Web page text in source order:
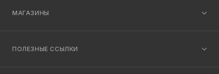
МАГАЗИНЫ
ПОЛЕЗНЫЕ ССЫЛКИ